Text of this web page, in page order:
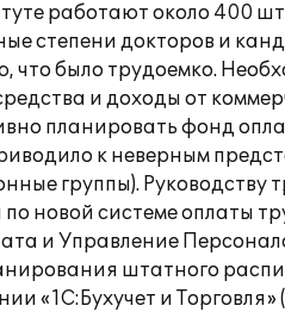
работают около 400
степени докторов и
что было трудоемко.
и доходы от
планировать фонд
к неверным
группы). Руководству
новой системе оплаты
и Управление
штатного
«1С:Бухучет и